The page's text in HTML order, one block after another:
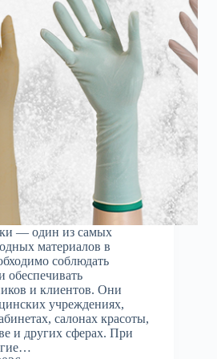
— один из самых
материалов в
соблюдать
обеспечивать
и клиентов. Они
учреждениях,
салонах красоты,
и других сферах. При